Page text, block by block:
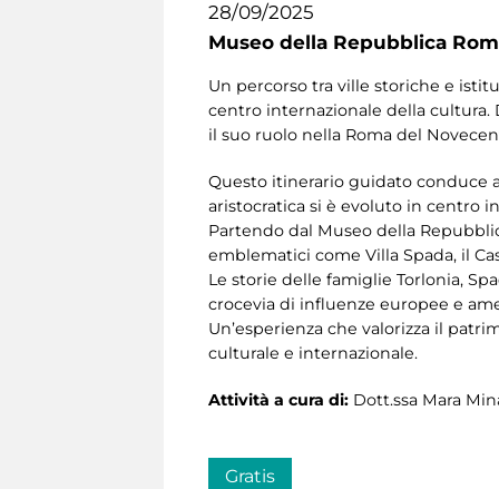
28/09/2025
Museo della Repubblica
Un percorso tra ville storiche e
centro internazionale della cultura.
il suo ruolo nella Roma del
Questo itinerario guidato conduce
aristocratica si è evoluto in centro
Partendo dal Museo della
emblematici come Villa Spada, il
Le storie delle famiglie Torlonia,
crocevia di influenze europee e
Un’esperienza che valorizza il
culturale e internazionale.
Attività a cura di: Dott.ssa Mara
Gratis